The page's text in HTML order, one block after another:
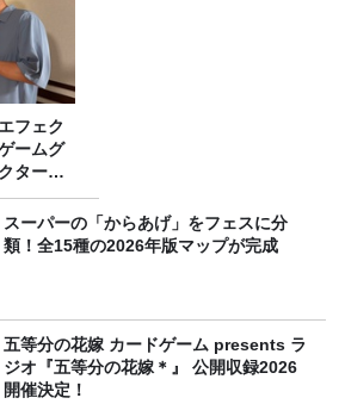
フェク
ームグ
ター専
スーパーの「からあげ」をフェスに分
類！全15種の2026年版マップが完成
五等分の花嫁 カードゲーム presents ラ
ジオ『五等分の花嫁＊』 公開収録2026
開催決定！